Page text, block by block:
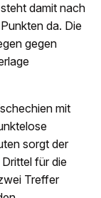
damit nach
da. Die
gegen
mit
sorgt der
für die
Treffer